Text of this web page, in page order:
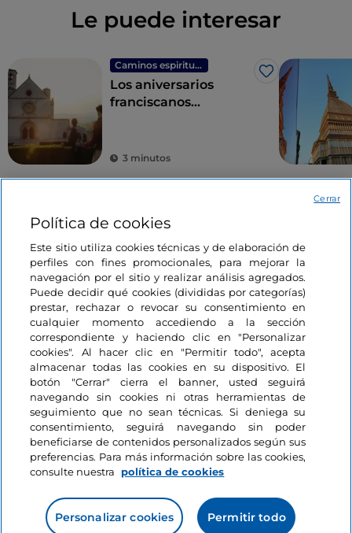
es una obra de arte en sí misma, cuna del
mundo. Es ideal para estudiar, a la vez que se vive en
un lugar a escala humana. Por su parte,
Bolonia
perfecta para ir en bicicleta y tiene una comunidad
estudiantil vibrante y acogedora.
Le puede interesar
Caminos espirituales
Me gusta
Los aniversarios
franciscanos
que sigue llegando al
3 minutos
Información del sitio
Enlaces útiles
Acceso
Estamos en contacto
Política de cookies
Este sitio utiliza cookies técnicas y de elaboración de
perfiles con fines promocionales, para mejorar la
navegación por el sitio y realizar análisis agregados.
Puede decidir qué cookies (divididas por categorías)
prestar, rechazar o revocar su consentimiento en
cualquier momento accediendo a la sección
correspondiente y haciendo clic en "Personalizar
cookies". Al hacer clic en "Permitir todo", acepta
almacenar todas las cookies en su dispositivo. El
botón "Cerrar" cierra el banner, usted seguirá
navegando sin cookies ni otras herramientas de
seguimiento que no sean técnicas. Si deniega su
consentimiento, seguirá navegando sin poder
beneficiarse de contenidos personalizados según sus
preferencias. Para más información sobre las cookies,
consulte nuestra
política de cookies
Personalizar cookies Permitir todo
Cerrar